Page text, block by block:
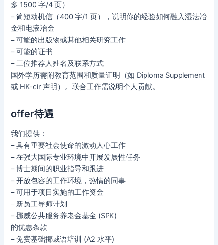
多 1500 字/4 页）
– 简短动机信（400 字/1 页），说明你的经验如何融入湿法冶
金和电液冶金
– 可能的出版物或其他相关研究工作
– 可能的证书
– 三位推荐人姓名及联系方式
国外学历需附教育范围和质量证明（如 Diploma Supplement
或 HK-dir 声明）。联合工作需说明个人贡献。
offer待遇
我们提供：
– 具有重要社会使命的激动人心工作
– 在强大国际专业环境中开展发展性任务
– 博士期间的职业指导和跟进
– 开放包容的工作环境，热情的同事
– 可用于项目实施的工作资金
– 新员工导师计划
– 挪威公共服务养老金基金 (SPK)
的优惠条款
– 免费基础挪威语培训 (A2 水平)